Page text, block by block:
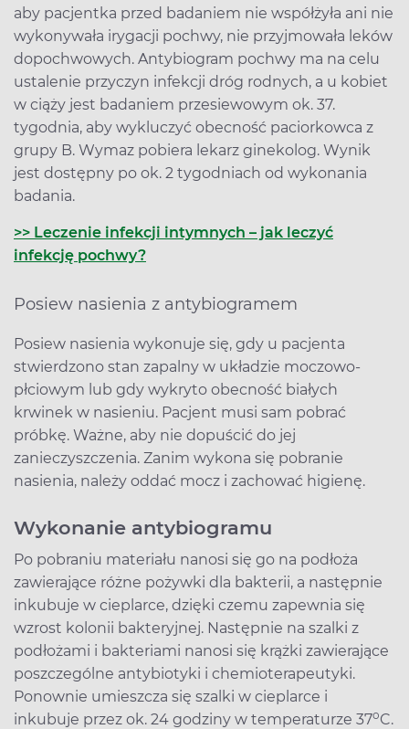
aby pacjentka przed badaniem nie współżyła ani nie
wykonywała irygacji pochwy, nie przyjmowała leków
dopochwowych. Antybiogram pochwy ma na celu
ustalenie przyczyn infekcji dróg rodnych, a u kobiet
w ciąży jest badaniem przesiewowym ok. 37.
tygodnia, aby wykluczyć obecność paciorkowca z
grupy B. Wymaz pobiera lekarz ginekolog. Wynik
jest dostępny po ok. 2 tygodniach od wykonania
badania.
>> Leczenie infekcji intymnych – jak leczyć
infekcję pochwy?
Posiew nasienia z antybiogramem
Posiew nasienia wykonuje się, gdy u pacjenta
stwierdzono stan zapalny w układzie moczowo-
płciowym lub gdy wykryto obecność białych
krwinek w nasieniu. Pacjent musi sam pobrać
próbkę. Ważne, aby nie dopuścić do jej
zanieczyszczenia. Zanim wykona się pobranie
nasienia, należy oddać mocz i zachować higienę.
Wykonanie antybiogramu
Po pobraniu materiału nanosi się go na podłoża
zawierające różne pożywki dla bakterii, a następnie
inkubuje w cieplarce, dzięki czemu zapewnia się
wzrost kolonii bakteryjnej. Następnie na szalki z
podłożami i bakteriami nanosi się krążki zawierające
poszczególne antybiotyki i chemioterapeutyki.
Ponownie umieszcza się szalki w cieplarce i
inkubuje przez ok. 24 godziny w temperaturze 37oC.